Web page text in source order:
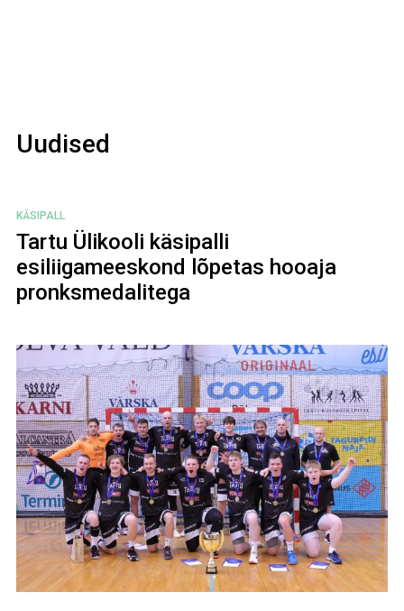
Uudised
KÄSIPALL
Tartu Ülikooli käsipalli
esiliigameeskond lõpetas hooaja
pronksmedalitega